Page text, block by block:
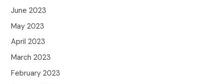
June 2023
May 2023
April 2023
March 2023
February 2023